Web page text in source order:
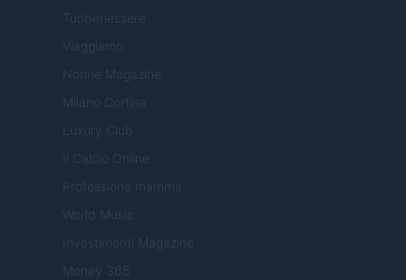
Tuobenessere
Viaggiamo
Nonne Magazine
Milano Cortina
Luxury Club
Il Calcio Online
Professione mamma
World Music
Investimenti Magazine
Money 365